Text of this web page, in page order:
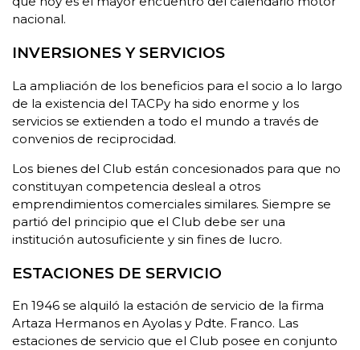
nacional.
INVERSIONES Y SERVICIOS
La ampliación de los beneficios para el socio a lo largo
de la existencia del TACPy ha sido enorme y los
servicios se extienden a todo el mundo a través de
convenios de reciprocidad.
Los bienes del Club están concesionados para que no
constituyan competencia desleal a otros
emprendimientos comerciales similares. Siempre se
partió del principio que el Club debe ser una
institución autosuficiente y sin fines de lucro.
ESTACIONES DE SERVICIO
En 1946 se alquiló la estación de servicio de la firma
Artaza Hermanos en Ayolas y Pdte. Franco. Las
estaciones de servicio que el Club posee en conjunto